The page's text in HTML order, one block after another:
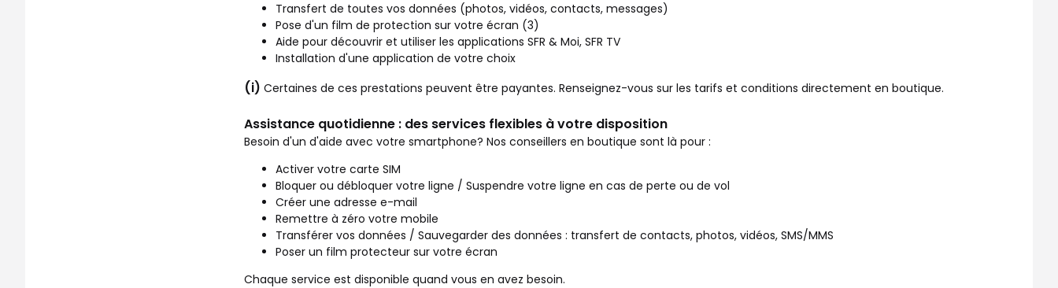
Transfert de toutes vos données (photos, vidéos, contacts, messages)
Pose d'un film de protection sur votre écran (3)
Aide pour découvrir et utiliser les applications SFR & Moi, SFR TV
Installation d'une application de votre choix
(i) Certaines de ces prestations peuvent être payantes. Renseignez-vous sur les tarifs et conditions directement en boutique.
Assistance quotidienne : des services flexibles à votre disposition
Besoin d'un d'aide avec votre smartphone? Nos conseillers en boutique sont là pour :
Activer votre carte SIM
Bloquer ou débloquer votre ligne / Suspendre votre ligne en cas de perte ou de vol
Créer une adresse e-mail
Remettre à zéro votre mobile
Transférer vos données / Sauvegarder des données : transfert de contacts, photos, vidéos, SMS/MMS
Poser un film protecteur sur votre écran
Chaque service est disponible quand vous en avez besoin.